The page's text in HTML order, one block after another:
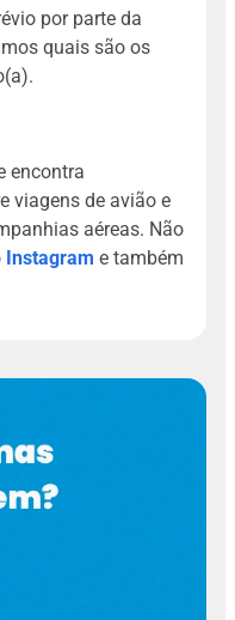
por parte da
quais são os
encontra
viagens de avião e
aéreas. Não
Instagram e também